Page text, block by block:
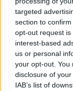
targeted
section to
opt-out request
interest-based
us or personal
your opt-out. You
disclosure of
IAB’s list of